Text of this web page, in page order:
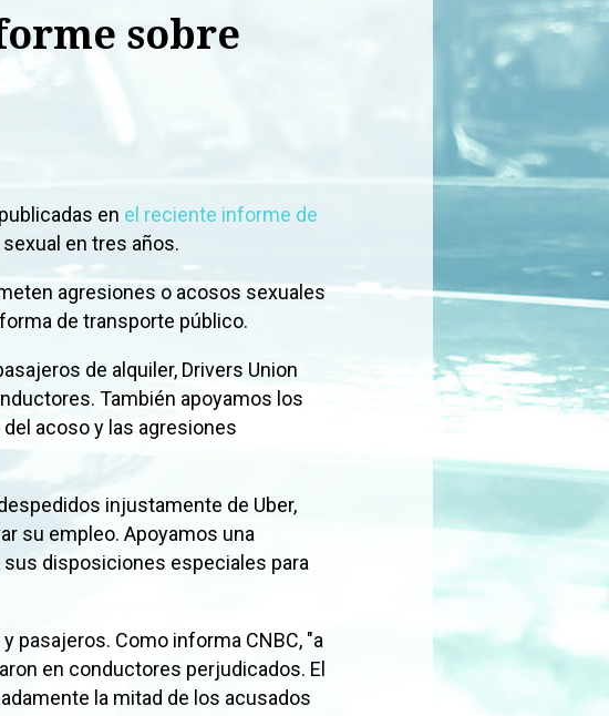
sobre
en el reciente informe de
en tres años.
agresiones o acosos sexuales
de transporte público.
de alquiler, Drivers Union
También apoyamos los
acoso y las agresiones
injustamente de Uber,
su empleo. Apoyamos una
disposiciones especiales para
pasajeros. Como informa CNBC, "a
en conductores perjudicados. El
la mitad de los acusados